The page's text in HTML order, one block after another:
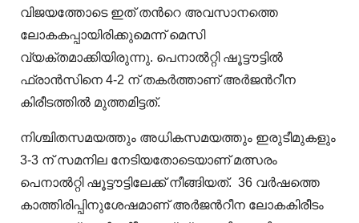
വിജയത്തോടെ ഇത് തന്‍റെ അവസാനത്തെ
ലോകകപ്പായിരിക്കുമെന്ന് മെസി
വ്യക്തമാക്കിയിരുന്നു. പെനാല്‍റ്റി ഷൂട്ടൗട്ടില്‍
ഫ്രാന്‍സിനെ 4-2 ന് തകര്‍ത്താണ് അര്‍ജന്‍റീന
കിരീടത്തില്‍ മുത്തമിട്ടത്.
നിശ്ചിതസമയത്തും അധികസമയത്തും ഇരുടീമുകളും
3-3 ന് സമനില നേടിയതോടെയാണ് മത്സരം
പെനാല്‍റ്റി ഷൂട്ടൗട്ടിലേക്ക് നീങ്ങിയത്. 36 വര്‍ഷത്തെ
കാത്തിരിപ്പിനുശേഷമാണ് അര്‍ജന്‍റീന ലോകകിരീടം